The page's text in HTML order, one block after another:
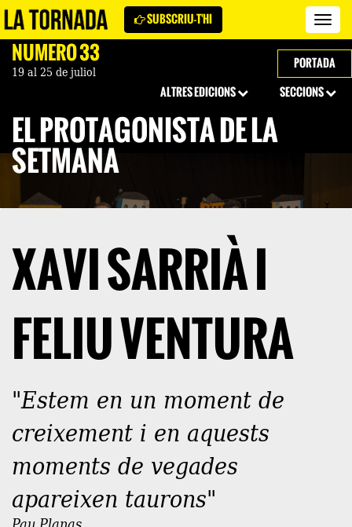
La
SUBSCRIU-T'HI
NÚMERO 33
19 al 25 de juliol
PORTADA
SECCIONS
ALTRES EDICIONS
EL PROTAGONISTA DE LA
SETMANA
XAVI SARRIÀ I
FELIU VENTURA
"Estem en un moment de
creixement i en aquests
moments de vegades
apareixen taurons"